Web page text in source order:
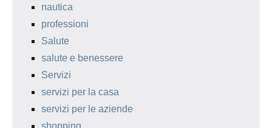
nautica
professioni
Salute
salute e benessere
Servizi
servizi per la casa
servizi per le aziende
shopping